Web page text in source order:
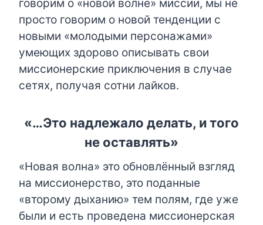
говорим о «новой волне» миссии, мы не
просто говорим о новой тенденции с
новыми «молодыми персонажами»
умеющих здорово описывать свои
миссионерские приключения в случае
сетях, получая сотни лайков.
«…Это надлежало делать, и того
не оставлять»
«Новая волна» это обновлённый взгляд
на миссионерство, это поданные
«второму дыханию» тем полям, где уже
были и есть проведена миссионерская